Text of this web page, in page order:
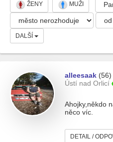
ŽENY MUŽI
DALŠÍ
alleesaak (56)
Ústí nad Orlicí
Ahojky,někdo
něco víc.
DETAIL /